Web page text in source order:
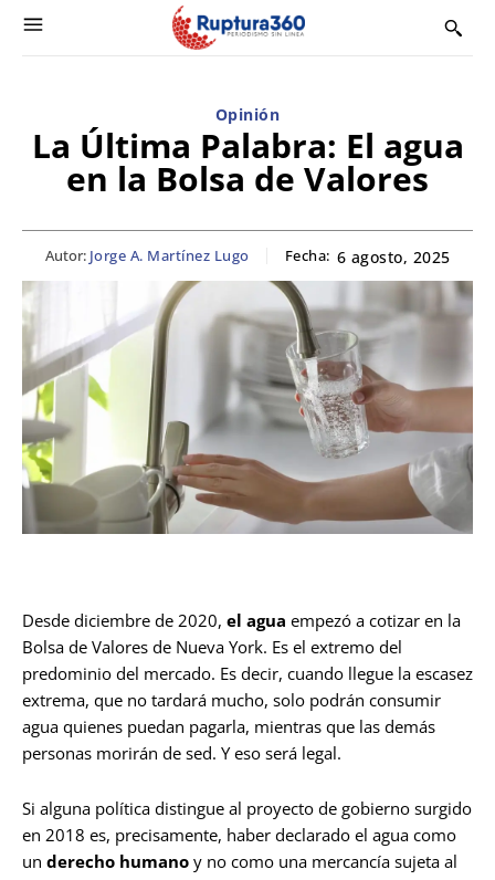
Opinión
La Última Palabra: El agua
en la Bolsa de Valores
Autor: Jorge A. Martínez Lugo Fecha: 6 agosto, 2025
Desde diciembre de 2020, el agua empezó a cotizar en la
Bolsa de Valores de Nueva York. Es el extremo del
predominio del mercado. Es decir, cuando llegue la escasez
extrema, que no tardará mucho, solo podrán consumir
agua quienes puedan pagarla, mientras que las demás
personas morirán de sed. Y eso será legal.
Si alguna política distingue al proyecto de gobierno surgido
en 2018 es, precisamente, haber declarado el agua como
un derecho humano y no como una mercancía sujeta al